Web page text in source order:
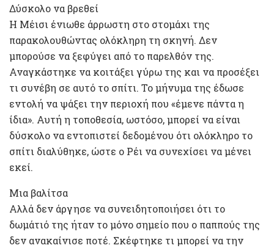
Δύσκολο να βρεθεί
Η Μέισι ένιωθε άρρωστη στο στομάχι της
παρακολουθώντας ολόκληρη τη σκηνή. Δεν
μπορούσε να ξεφύγει από το παρελθόν της.
Αναγκάστηκε να κοιτάξει γύρω της και να προσέξει
τι συνέβη σε αυτό το σπίτι. Το μήνυμα της έδωσε
εντολή να ψάξει την περιοχή που «έμενε πάντα η
ίδια». Αυτή η τοποθεσία, ωστόσο, μπορεί να είναι
δύσκολο να εντοπιστεί δεδομένου ότι ολόκληρο το
σπίτι διαλύθηκε, ώστε ο Ρέι να συνεχίσει να μένει
εκεί.
Μια βαλίτσα
Αλλά δεν άργησε να συνειδητοποιήσει ότι το
δωμάτιό της ήταν το μόνο σημείο που ο παππούς της
δεν ανακαίνισε ποτέ. Σκέφτηκε τι μπορεί να την